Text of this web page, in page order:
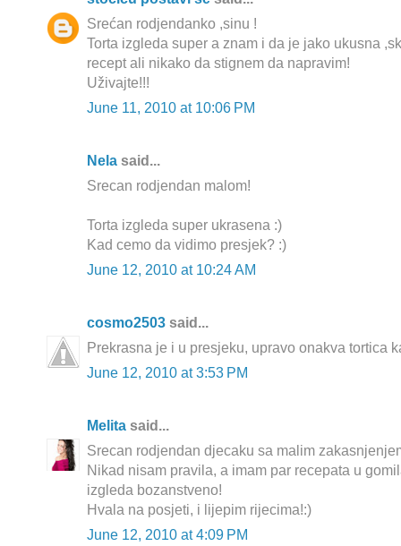
Srećan rodjendanko ,sinu !
Torta izgleda super a znam i da je jako ukusna
recept ali nikako da stignem da napravim!
Uživajte!!!
June 11, 2010 at 10:06 PM
Nela said...
Srecan rodjendan malom!
Torta izgleda super ukrasena :)
Kad cemo da vidimo presjek? :)
June 12, 2010 at 10:24 AM
cosmo2503 said...
Prekrasna je i u presjeku, upravo onakva tortica
June 12, 2010 at 3:53 PM
Melita said...
Srecan rodjendan djecaku sa malim
Nikad nisam pravila, a imam par recepata u
izgleda bozanstveno!
Hvala na posjeti, i lijepim rijecima!:)
June 12, 2010 at 4:09 PM